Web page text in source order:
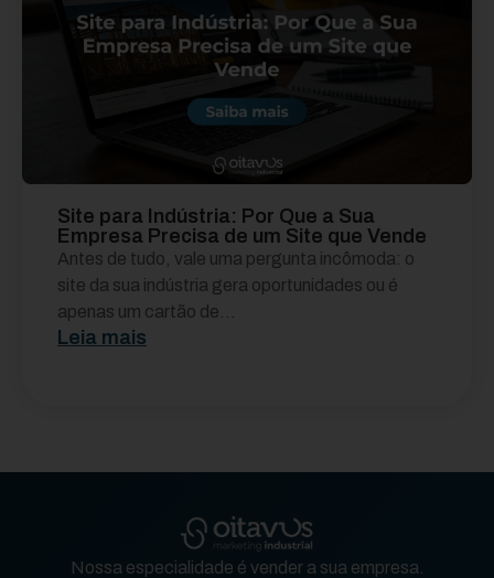
Site para Indústria: Por Que a Sua
Empresa Precisa de um Site que Vende
Antes de tudo, vale uma pergunta incômoda: o
site da sua indústria gera oportunidades ou é
apenas um cartão de...
Leia mais
Nossa especialidade é vender a sua empresa.